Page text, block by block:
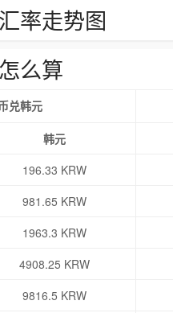
率走势图
么算
兑韩元
韩元
196.33 KRW
981.65 KRW
1963.3 KRW
4908.25 KRW
9816.5 KRW